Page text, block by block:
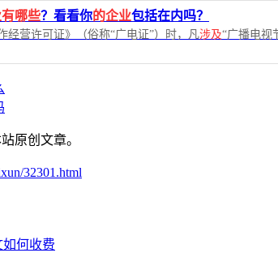
哪些？看看你的企业包括在内吗？
经营许可证》（俗称“广电证”）时，凡涉及“广播电视
原创文章。
32301.html
何收费